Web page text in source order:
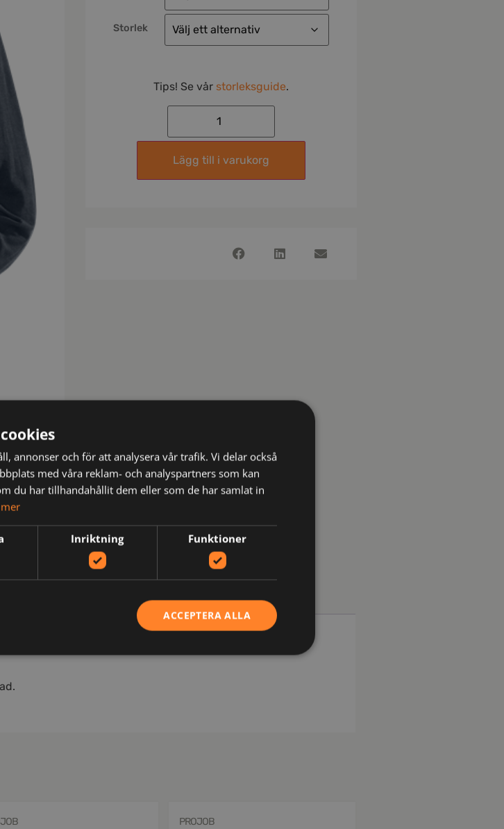
Storlek
Tips! Se vår storleksguide.
Lägg till i varukorg
PROJOB
annonser och för att analysera vår trafik. Vi delar också
med våra reklam- och analyspartners som kan
du har tillhandahållit dem eller som de har samlat in
Inriktning Funktioner
ACCEPTERA ALLA